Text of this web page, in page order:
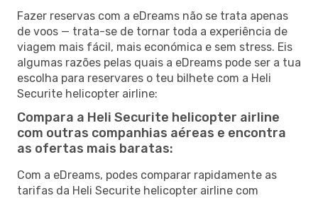
Fazer reservas com a eDreams não se trata apenas
de voos — trata-se de tornar toda a experiência de
viagem mais fácil, mais económica e sem stress. Eis
algumas razões pelas quais a eDreams pode ser a tua
escolha para reservares o teu bilhete com a Heli
Securite helicopter airline:
Compara a Heli Securite helicopter airline
com outras companhias aéreas e encontra
as ofertas mais baratas:
Com a eDreams, podes comparar rapidamente as
tarifas da Heli Securite helicopter airline com